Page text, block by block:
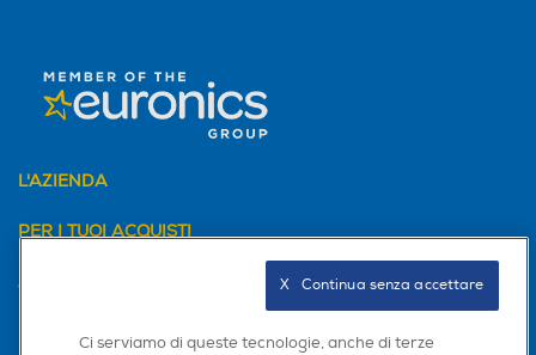
L'AZIENDA
PER I TUOI ACQUISTI
AREA CLIENTI
Ci serviamo di queste tecnologie, anche di terze
X   Continua senza accettare